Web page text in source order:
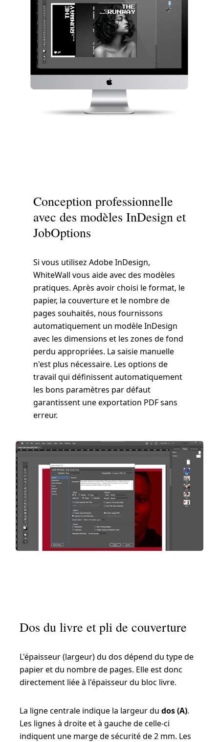
Conception professionnelle
avec des modèles InDesign et
JobOptions
Si vous utilisez Adobe InDesign,
WhiteWall vous aide avec des modèles
pratiques. Après avoir choisi le format, le
papier, la couverture et le nombre de
pages souhaités, nous fournissons
automatiquement un modèle InDesign
avec les dimensions et les zones de fond
perdu appropriées. La saisie manuelle
n'est plus nécessaire. Les options de
travail qui définissent automatiquement
les bons paramètres par défaut
garantissent une exportation PDF sans
erreur.
Dos du livre et pli de couverture
L'épaisseur (largeur) du dos dépend du type de
papier et du nombre de pages. Elle est donc
directement liée à l'épaisseur du bloc livre.
La ligne centrale indique la largeur du dos (A).
Les lignes à droite et à gauche de celle-ci
indiquent une marge de sécurité de 2 mm. Les